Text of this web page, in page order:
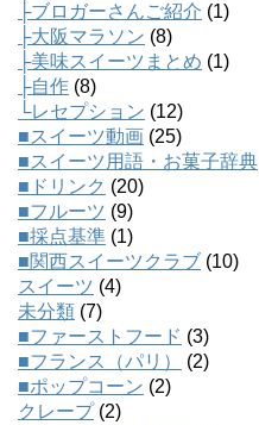
├ブロガーさんご紹介 (1)
├大阪マラソン (8)
├美味スイーツまとめ (1)
├自作 (8)
└レセプション (12)
■スイーツ動画 (25)
■スイーツ用語・お菓子辞典
■ドリンク (20)
■フルーツ (9)
■採点基準 (1)
■関西スイーツクラブ (10)
スイーツ (4)
未分類 (7)
■ファーストフード (3)
■フランス（パリ）
(2)
■ポップコーン (2)
クレープ(2)